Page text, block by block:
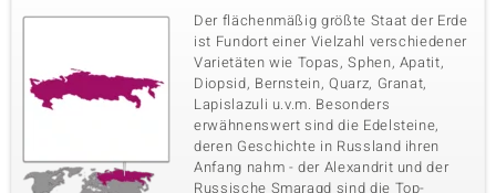
Der flächenmäßig größte Staat der Erde
ist Fundort einer Vielzahl verschiedener
Varietäten wie Topas, Sphen, Apatit,
Diopsid, Bernstein, Quarz, Granat,
Lapislazuli u.v.m. Besonders
erwähnenswert sind die Edelsteine,
deren Geschichte in Russland ihren
Anfang nahm - der Alexandrit und der
Russische Smaragd sind die Top-